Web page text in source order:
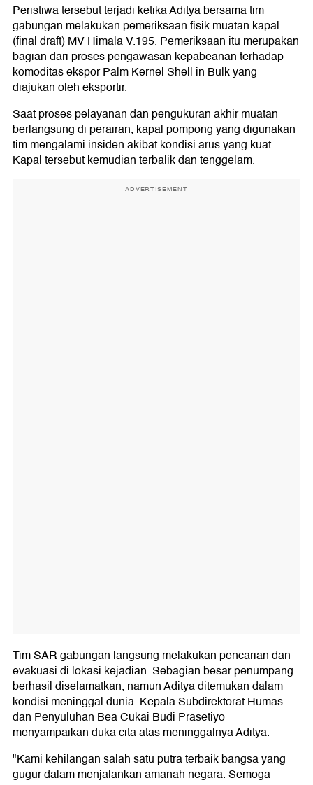
Peristiwa tersebut terjadi ketika Aditya bersama tim
gabungan melakukan pemeriksaan fisik muatan kapal
(final draft) MV Himala V.195. Pemeriksaan itu merupakan
bagian dari proses pengawasan kepabeanan terhadap
komoditas ekspor Palm Kernel Shell in Bulk yang
diajukan oleh eksportir.
Saat proses pelayanan dan pengukuran akhir muatan
berlangsung di perairan, kapal pompong yang digunakan
tim mengalami insiden akibat kondisi arus yang kuat.
Kapal tersebut kemudian terbalik dan tenggelam.
ADVERTISEMENT
Tim SAR gabungan langsung melakukan pencarian dan
evakuasi di lokasi kejadian. Sebagian besar penumpang
berhasil diselamatkan, namun Aditya ditemukan dalam
kondisi meninggal dunia. Kepala Subdirektorat Humas
dan Penyuluhan Bea Cukai Budi Prasetiyo
menyampaikan duka cita atas meninggalnya Aditya.
"Kami kehilangan salah satu putra terbaik bangsa yang
gugur dalam menjalankan amanah negara. Semoga